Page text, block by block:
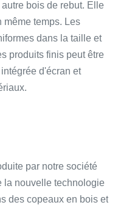
bois de rebut. Elle
même temps. Les
dans la taille et
produits finis peut être
d'écran et
par notre société
la nouvelle technologie
des copeaux en bois et